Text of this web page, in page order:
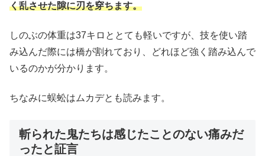
く乱させた隙に刃を穿ちます。
しのぶの体重は37キロととても軽いですが、技を使い踏
み込んだ際には橋が割れており、どれほど強く踏み込んで
いるのかが分かります。
ちなみに蜈蚣はムカデとも読みます。
斬られた鬼たちは感じたことのない痛みだ
ったと証言